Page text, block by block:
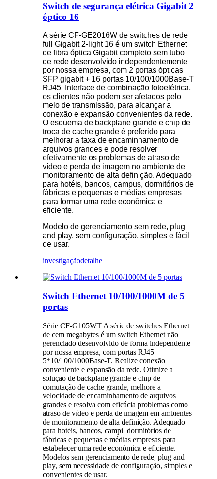
Switch de segurança elétrica Gigabit 2
óptico 16
A série CF-GE2016W de switches de rede
full Gigabit 2-light 16 é um switch Ethernet
de fibra óptica Gigabit completo sem tubo
de rede desenvolvido independentemente
por nossa empresa, com 2 portas ópticas
SFP gigabit + 16 portas 10/100/1000Base-T
RJ45. Interface de combinação fotoelétrica,
os clientes não podem ser afetados pelo
meio de transmissão, para alcançar a
conexão e expansão convenientes da rede.
O esquema de backplane grande e chip de
troca de cache grande é preferido para
melhorar a taxa de encaminhamento de
arquivos grandes e pode resolver
efetivamente os problemas de atraso de
vídeo e perda de imagem no ambiente de
monitoramento de alta definição. Adequado
para hotéis, bancos, campus, dormitórios de
fábricas e pequenas e médias empresas
para formar uma rede econômica e
eficiente.
Modelo de gerenciamento sem rede, plug
and play, sem configuração, simples e fácil
de usar.
investigaçãodetalhe
Switch Ethernet 10/100/1000M de 5
portas
Série CF-G105WT A série de switches Ethernet
de cem megabytes é um switch Ethernet não
gerenciado desenvolvido de forma independente
por nossa empresa, com portas RJ45
5*10/100/1000Base-T. Realize conexão
conveniente e expansão da rede. Otimize a
solução de backplane grande e chip de
comutação de cache grande, melhore a
velocidade de encaminhamento de arquivos
grandes e resolva com eficácia problemas como
atraso de vídeo e perda de imagem em ambientes
de monitoramento de alta definição. Adequado
para hotéis, bancos, campi, dormitórios de
fábricas e pequenas e médias empresas para
estabelecer uma rede econômica e eficiente.
Modelos sem gerenciamento de rede, plug and
play, sem necessidade de configuração, simples e
convenientes de usar.